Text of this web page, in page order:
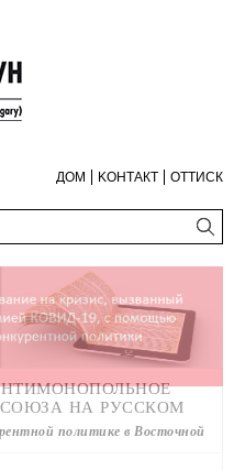
ДОМ KОНТАКТ ОТТИСК
политике в Восточной
НА РУССКОМ
ГОД